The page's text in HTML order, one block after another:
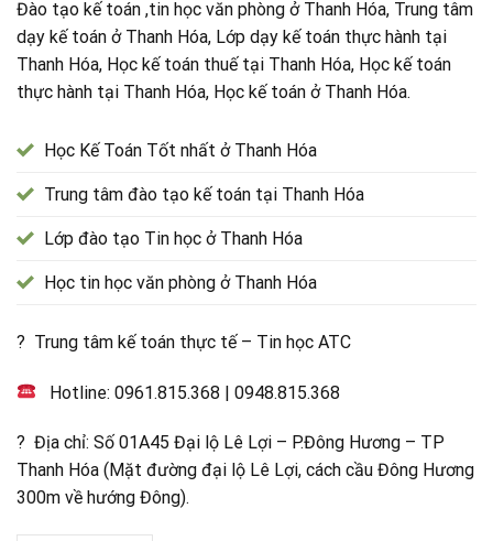
Đào tạo kế toán ,tin học văn phòng ở Thanh Hóa, Trung tâm
dạy kế toán ở Thanh Hóa, Lớp dạy kế toán thực hành tại
Thanh Hóa, Học kế toán thuế tại Thanh Hóa, Học kế toán
thực hành tại Thanh Hóa, Học kế toán ở Thanh Hóa.
Học Kế Toán Tốt nhất ở Thanh Hóa
Trung tâm đào tạo kế toán tại Thanh Hóa
Lớp đào tạo Tin học ở Thanh Hóa
Học tin học văn phòng ở Thanh Hóa
? Trung tâm kế toán thực tế – Tin học ATC
Hotline:0961.815.368 |0948.815.368
? Địa chỉ: Số 01A45 Đại lộ Lê Lợi – P.Đông Hương – TP
Thanh Hóa (Mặt đường đại lộ Lê Lợi, cách cầu Đông Hương
300m về hướng Đông).